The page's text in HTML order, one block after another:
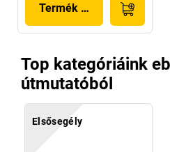
Termék megjelenítése
Top kategóriáink
útmutatóból
Elsősegély